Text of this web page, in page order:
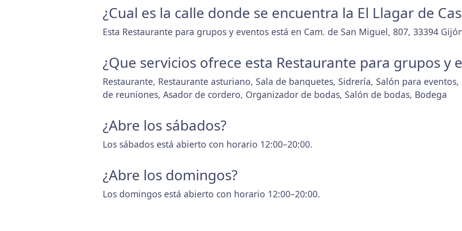
¿Cual es la calle donde se encuentra la El Llagar de
Esta Restaurante para grupos y eventos está en Cam. de San Miguel, 807, 33394
¿Que servicios ofrece esta Restaurante para grupos y
Restaurante, Restaurante asturiano, Sala de banquetes, Sidrería, Salón para
de reuniones, Asador de cordero, Organizador de bodas, Salón de bodas, Bodega
¿Abre los sábados?
Los sábados está abierto con horario 12:00–20:00.
¿Abre los domingos?
Los domingos está abierto con horario 12:00–20:00.